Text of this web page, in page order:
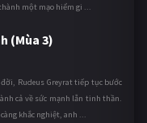
một mạo hiểm gi ...
(Mùa 3)
Rudeus Greyrat tiếp tục bước
cả về sức mạnh lẫn tinh thần.
khắc nghiệt, anh ...